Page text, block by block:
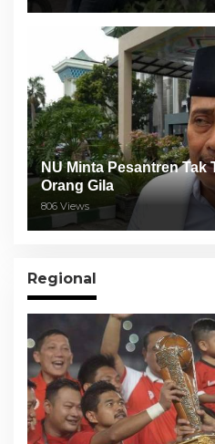
NU Minta Pesantren Tak
Orang Gila
806 Views
Regional